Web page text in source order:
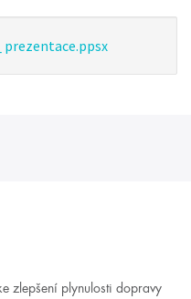
prezentace.ppsx
zlepšení plynulosti dopravy